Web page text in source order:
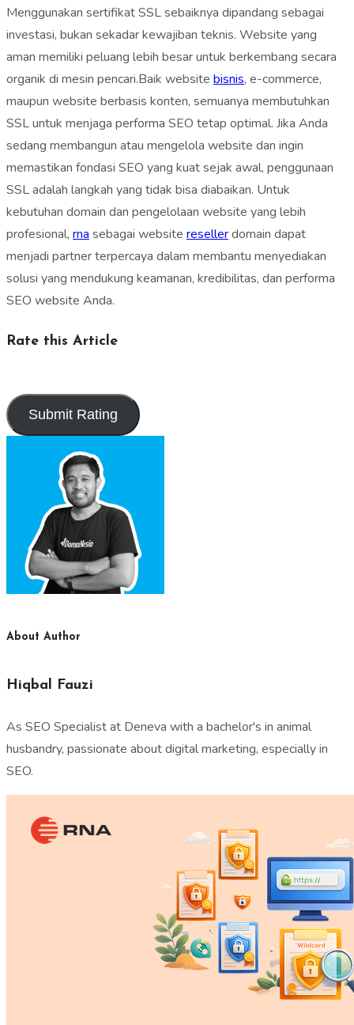
Menggunakan sertifikat SSL sebaiknya dipandang sebagai
investasi, bukan sekadar kewajiban teknis. Website yang
aman memiliki peluang lebih besar untuk berkembang secara
organik di mesin pencari.Baik website bisnis, e-commerce,
maupun website berbasis konten, semuanya membutuhkan
SSL untuk menjaga performa SEO tetap optimal. Jika Anda
sedang membangun atau mengelola website dan ingin
memastikan fondasi SEO yang kuat sejak awal, penggunaan
SSL adalah langkah yang tidak bisa diabaikan. Untuk
kebutuhan domain dan pengelolaan website yang lebih
profesional, rna sebagai website resellerdomain dapat
menjadi partner terpercaya dalam membantu menyediakan
solusi yang mendukung keamanan, kredibilitas, dan performa
SEO website Anda.
Rate this Article
About Author
Hiqbal Fauzi
As SEO Specialist at Deneva with a bachelor's in animal
husbandry, passionate about digital marketing, especially in
SEO.